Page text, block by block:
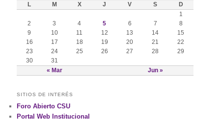
L M X J V S D
« Mar Jun »
1
2
3 4 5 6 7
8
9
10 11 12 13 14
15
16
17 18 19 20 21
22
23
24 25 26 27 28
29
30
31
SITIOS DE INTERÉS
Foro Abierto CSU
Portal Web Institucional